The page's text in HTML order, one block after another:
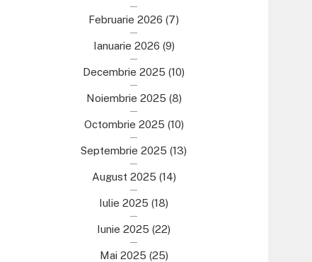
Februarie 2026 (7)
Ianuarie 2026 (9)
Decembrie 2025 (10)
Noiembrie 2025 (8)
Octombrie 2025 (10)
Septembrie 2025 (13)
August 2025 (14)
Iulie 2025 (18)
Iunie 2025 (22)
Mai 2025 (25)